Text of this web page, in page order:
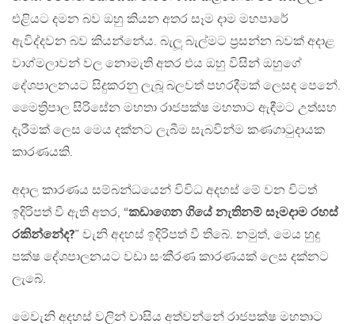
එළියට දමන බව ඔහු කියන අතර සෑම දාම මහපාරේ
ඇවිද්දවන බව කියන්නේය. බැලූ බැල්මට ප්‍රසන්න බවක් අදාළ
වාග්මලාවන් වල නොමැති අතර එය ඔහු විසින් ඔහුගේ
දේශපාලනයට සිදුකරනු ලැබූ බලවත් පහරදීමක් ලෙසද පෙනේ.
මෛත්‍රිපාල සිරිසේන මහතා රාජපක්ෂ මහතාට ඇඳීමට උත්සහ
දැරීමක් ලෙස මෙය දක්නට ලැබීම සැබවින්ම කණගාටුදායක
කාරණයකි.
අදාල කාරණය සම්බන්ධයෙන් විවිධ අදහස් මේ වන විටත්
ඉදිරිපත් වී ඇති අතර, “කඩාගෙන ගියේ නැතිනම් සෑමදාම රහස්
රකින්නේද?” වැනි අදහස් ඉදිරිපත් වී තිබේ. නමුත්, මෙය හුදු
පක්ෂ දේශපාලනයට වඩා සංකීරණ කාරණයක් ලෙස දක්නට
ලැබේ.
මෙවැනි අදහස් වලින් වාසිය අත්වන්නේ රාජපක්ෂ මහතාට